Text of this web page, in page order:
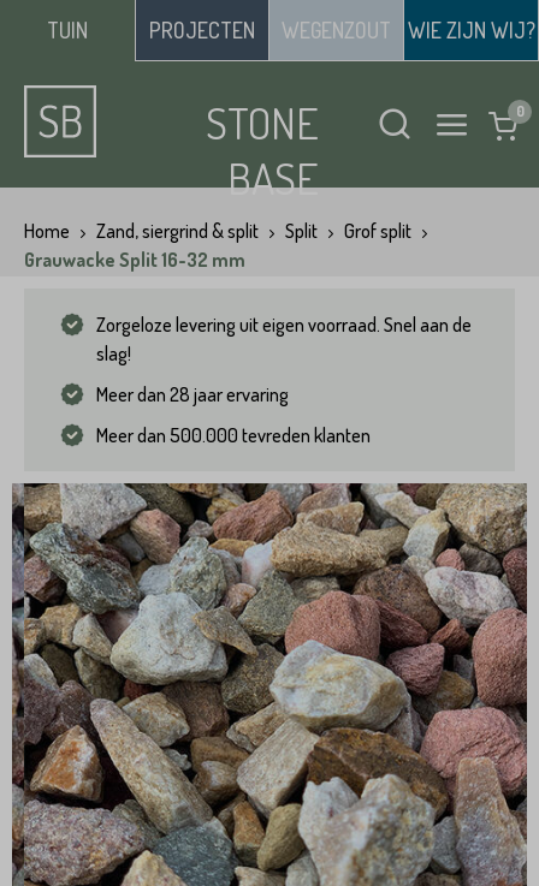
TUIN PROJECTEN WEGENZOUT WIE ZIJN WIJ?
STONE
BASE
Home Zand, siergrind & split Split
Grof split
Grauwacke Split 16-32 mm
Zorgeloze levering uit eigen voorraad. Snel aan de
slag!
Meer dan 28 jaar ervaring
Meer dan 500.000 tevreden klanten